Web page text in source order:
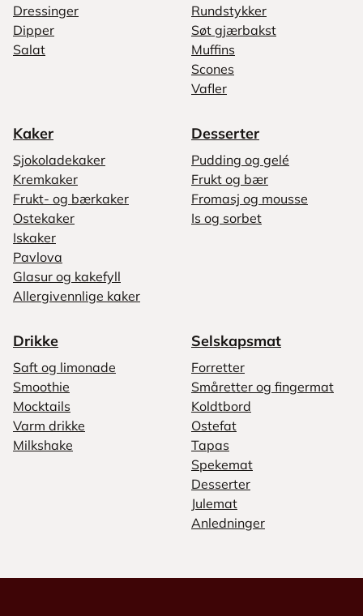
Dressinger
Dipper
Salat
Rundstykker
Søt gjærbakst
Muffins
Scones
Vafler
Kaker
Sjokoladekaker
Kremkaker
Frukt- og bærkaker
Ostekaker
Iskaker
Pavlova
Glasur og kakefyll
Allergivennlige kaker
Desserter
Pudding og gelé
Frukt og bær
Fromasj og mousse
Is og sorbet
Drikke
Saft og limonade
Smoothie
Mocktails
Varm drikke
Milkshake
Selskapsmat
Forretter
Småretter og fingermat
Koldtbord
Ostefat
Tapas
Spekemat
Desserter
Julemat
Anledninger